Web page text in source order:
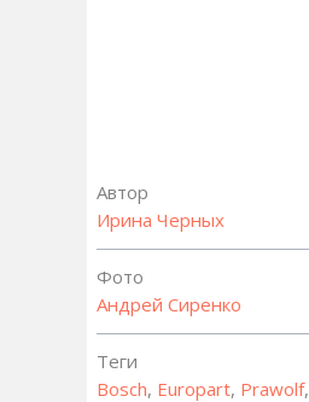
Автор
Ирина Черных
Фото
Андрей Сиренко
Теги
Bosch, Europart, Prawolf,